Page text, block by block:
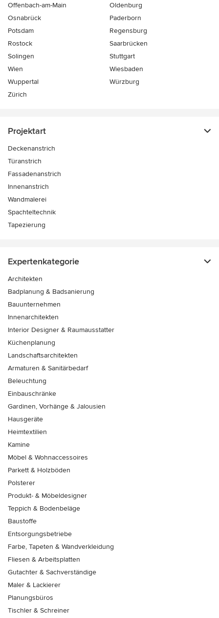
Offenbach-am-Main
Oldenburg
Osnabrück
Paderborn
Potsdam
Regensburg
Rostock
Saarbrücken
Solingen
Stuttgart
Wien
Wiesbaden
Wuppertal
Würzburg
Zürich
Projektart
Deckenanstrich
Türanstrich
Fassadenanstrich
Innenanstrich
Wandmalerei
Spachteltechnik
Tapezierung
Expertenkategorie
Architekten
Badplanung & Badsanierung
Bauunternehmen
Innenarchitekten
Interior Designer & Raumausstatter
Küchenplanung
Landschaftsarchitekten
Armaturen & Sanitärbedarf
Beleuchtung
Einbauschränke
Gardinen, Vorhänge & Jalousien
Hausgeräte
Heimtextilien
Kamine
Möbel & Wohnaccessoires
Parkett & Holzböden
Polsterer
Produkt- & Möbeldesigner
Teppich & Bodenbeläge
Baustoffe
Entsorgungsbetriebe
Farbe, Tapeten & Wandverkleidung
Fliesen & Arbeitsplatten
Gutachter & Sachverständige
Maler & Lackierer
Planungsbüros
Tischler & Schreiner